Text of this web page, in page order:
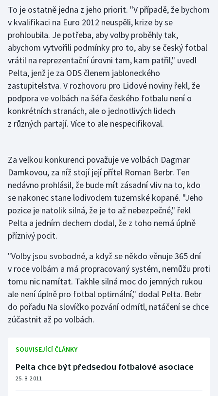
Házená
Judo
Krasobruslení
Lezení
Lyže a snowboard
Motorsport
Olympijské hry
Parasport
Plavání
Plážový volejbal
Ragby
Rychlobruslení
Sportovní střelba
To je ostatně jedna z jeho priorit. "V případě, že bychom
v kvalifikaci na Euro 2012 neuspěli, krize by se
prohloubila. Je potřeba, aby volby proběhly tak,
abychom vytvořili podmínky pro to, aby se český fotbal
vrátil na reprezentační úrovni tam, kam patřil," uvedl
Pelta, jenž je za ODS členem jabloneckého
zastupitelstva. V rozhovoru pro Lidové noviny řekl, že
podpora ve volbách na šéfa českého fotbalu není o
konkrétních stranách, ale o jednotlivých lidech
z různých partají. Více to ale nespecifikoval.
Za velkou konkurenci považuje ve volbách Dagmar
Damkovou, za níž stojí její přítel Roman Berbr. Ten
nedávno prohlásil, že bude mít zásadní vliv na to, kdo
se nakonec stane lodivodem tuzemské kopané. "Jeho
pozice je natolik silná, že je to až nebezpečné," řekl
Pelta a jedním dechem dodal, že z toho nemá úplně
příznivý pocit.
"Volby jsou svobodné, a když se někdo věnuje 365 dní
v roce volbám a má propracovaný systém, nemůžu proti
tomu nic namítat. Takhle silná moc do jemných rukou
ale není úplně pro fotbal optimální," dodal Pelta. Bebr
do pořadu Na slovíčko pozvání odmítl, natáčení se chce
zúčastnit až po volbách.
SOUVISEJÍCÍ ČLÁNKY
Pelta chce být předsedou fotbalové asociace
25. 8. 2011